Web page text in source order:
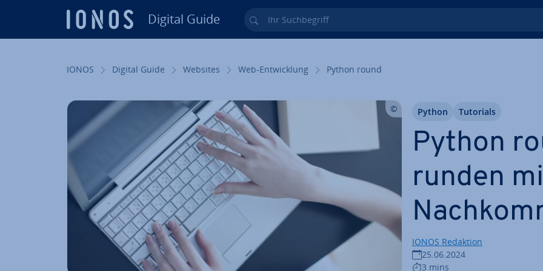
Digital Guide Ihr Such­be­griff
IONOS Digital Guide Websites Web-Ent­wick­lung Python round
Python
runden
IONOS Redaktion
25.06.2024
3 mins
Python Tutorials